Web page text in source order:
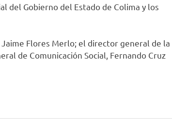
del Gobierno del Estado de Colima y los
Flores Merlo; el director general de la
de Comunicación Social, Fernando Cruz